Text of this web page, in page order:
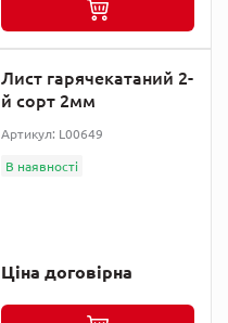
Лист гарячекатаний 2-
й сорт 2мм
Артикул: L00649
В наявності
Ціна договірна